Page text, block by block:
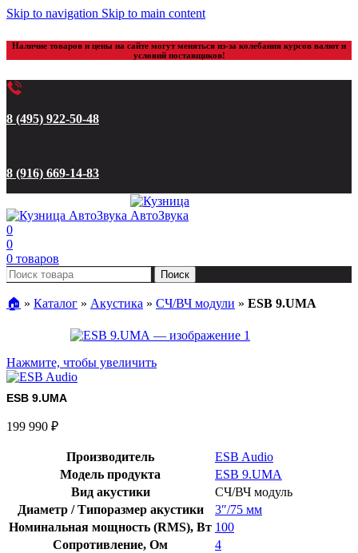
Skip to navigation Skip to main content
Наличие товаров и цены на сайте могут меняться из-за колебания курсов валют и
условий поставщиков!
8 (495) 922-50-48
8 (916) 669-14-83
0
0
0 товаров
Поиск
🏠︎ » Каталог » Акустика » CЧ/ВЧ модули » ESB 9.UMA
Нажмите, чтобы увеличить
ESB 9.UMA
199 990 ₽
Производитель
ESB Audio
Модель продукта
ESB 9.UMA
Вид акустики
СЧ/ВЧ модуль
Диаметр / Типоразмер акустики
3″/75 мм
Номинальная мощность (RMS), Вт 100
Сопротивление, Ом
4